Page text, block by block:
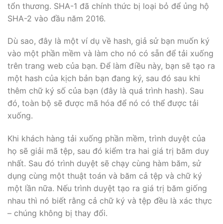
tổn thương. SHA-1 đã chính thức bị loại bỏ để ủng hộ
SHA-2 vào đầu năm 2016.
Dù sao, đây là một ví dụ về hash, giả sử bạn muốn ký
vào một phần mềm và làm cho nó có sẵn để tải xuống
trên trang web của bạn. Để làm điều này, bạn sẽ tạo ra
một hash của kịch bản bạn đang ký, sau đó sau khi
thêm chữ ký số của bạn (đây là quá trình hash). Sau
đó, toàn bộ sẽ được mã hóa để nó có thể được tải
xuống.
Khi khách hàng tải xuống phần mềm, trình duyệt của
họ sẽ giải mã tệp, sau đó kiểm tra hai giá trị băm duy
nhất. Sau đó trình duyệt sẽ chạy cùng hàm băm, sử
dụng cùng một thuật toán và băm cả tệp và chữ ký
một lần nữa. Nếu trình duyệt tạo ra giá trị băm giống
nhau thì nó biết rằng cả chữ ký và tệp đều là xác thực
– chúng không bị thay đổi.